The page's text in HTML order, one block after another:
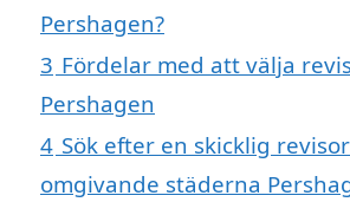
Pershagen?
3 Fördelar med att välja
Pershagen
4 Sök efter en skicklig
omgivande städerna